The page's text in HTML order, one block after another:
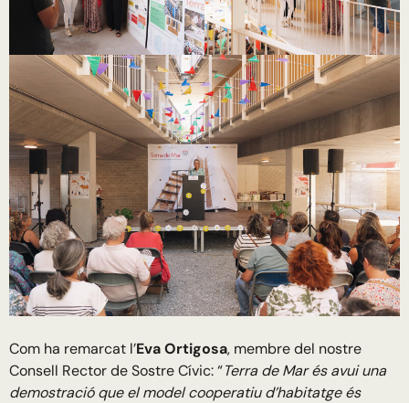
Com ha remarcat l’Eva Ortigosa, membre del nostre
Consell Rector de Sostre Cívic: “Terra de Mar és avui una
demostració que el model cooperatiu d’habitatge és